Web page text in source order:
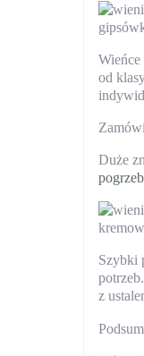
od
Duże
Szybki
z